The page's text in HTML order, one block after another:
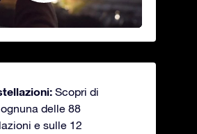
Scopri di
delle 88
e sulle 12